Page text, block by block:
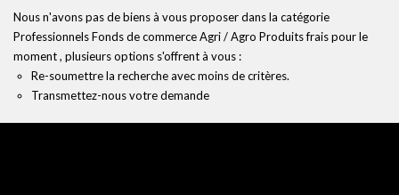
Nos biens en location
Nos biens loués
Créer une alerte
Nous n'avons pas de biens à vous proposer dans la catégorie
Professionnels Fonds de commerce Agri / Agro Produits frais pour le
moment , plusieurs options s'offrent à vous :
Re-soumettre la recherche avec moins de critères.
Transmettez-nous votre demande